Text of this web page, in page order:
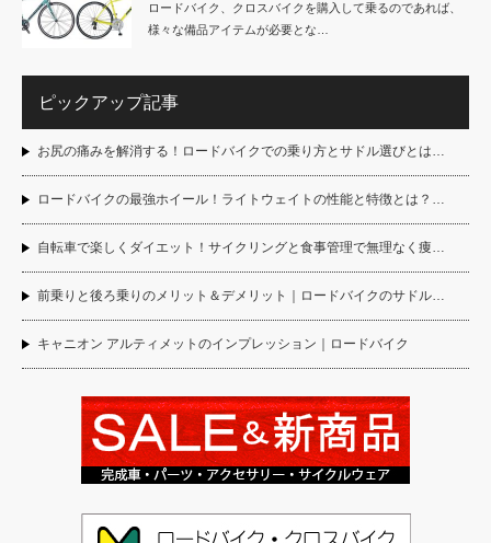
ロードバイク、クロスバイクを購入して乗るのであれば、
様々な備品アイテムが必要とな…
ピックアップ記事
お尻の痛みを解消する！ロードバイクでの乗り方とサドル選びとは…
ロードバイクの最強ホイール！ライトウェイトの性能と特徴とは？…
自転車で楽しくダイエット！サイクリングと食事管理で無理なく痩…
前乗りと後ろ乗りのメリット＆デメリット｜ロードバイクのサドル…
キャニオン アルティメットのインプレッション｜ロードバイク